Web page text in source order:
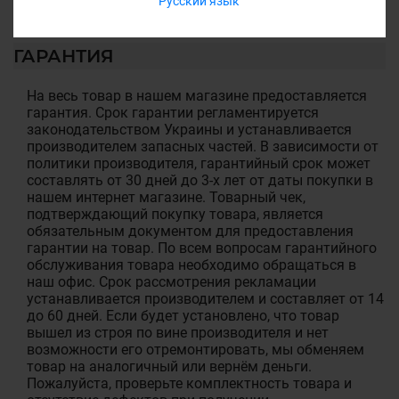
ГАРАНТИЯ
На весь товар в нашем магазине предоставляется
гарантия. Срок гарантии регламентируется
законодательством Украины и устанавливается
производителем запасных частей. В зависимости от
политики производителя, гарантийный срок может
составлять от 30 дней до 3-х лет от даты покупки в
нашем интернет магазине. Товарный чек,
подтверждающий покупку товара, является
обязательным документом для предоставления
гарантии на товар. По всем вопросам гарантийного
обслуживания товара необходимо обращаться в
наш офис. Срок рассмотрения рекламации
устанавливается производителем и составляет от 14
до 60 дней. Если будет установлено, что товар
вышел из строя по вине производителя и нет
возможности его отремонтировать, мы обменяем
товар на аналогичный или вернём деньги.
Пожалуйста, проверьте комплектность товара и